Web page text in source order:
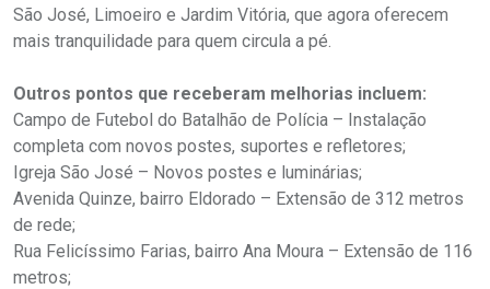
São José, Limoeiro e Jardim Vitória, que agora oferecem
mais tranquilidade para quem circula a pé.
Outros pontos que receberam melhorias incluem:
Campo de Futebol do Batalhão de Polícia – Instalação
completa com novos postes, suportes e refletores;
Igreja São José – Novos postes e luminárias;
Avenida Quinze, bairro Eldorado – Extensão de 312 metros
de rede;
Rua Felicíssimo Farias, bairro Ana Moura – Extensão de 116
metros;